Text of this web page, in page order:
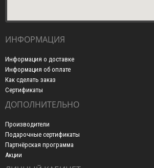
ИНФОРМАЦИЯ
Информация о доставке
Информация об оплате
Как сделать заказ
Сертификаты
ДОПОЛНИТЕЛЬНО
Производители
Подарочные сертификаты
Партнёрская программа
Акции